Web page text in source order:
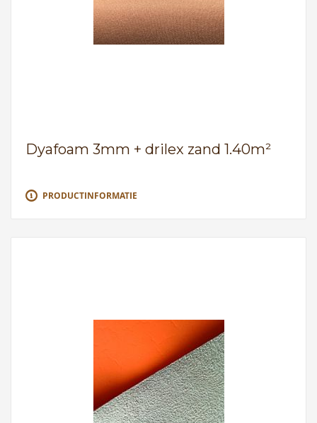
Dyafoam 3mm + drilex zand 1.40m²
PRODUCTINFORMATIE